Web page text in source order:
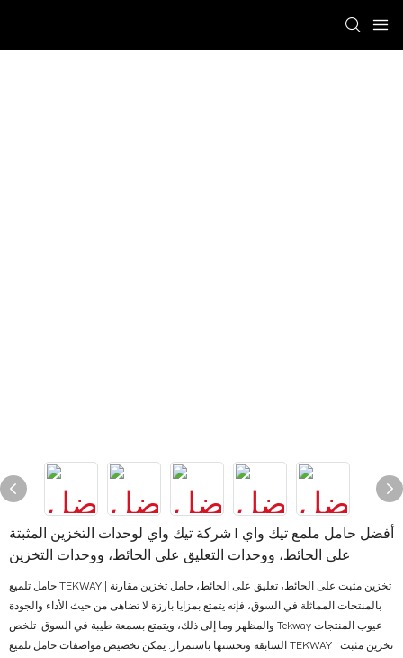
أفضل حامل ملمع تيك واي | شركة تيك واي لوحدات التخزين المثبتة
على الحائط، ووحدات التعليق على الحائط، ووحدات التخزين
حامل تلميع TEKWAY | تخزين مثبت على الحائط، تعليق على الحائط، حامل تخزين مقارنة
بالمنتجات المماثلة في السوق، فإنه يتمتع بمزايا بارزة لا تضاهى من حيث الأداء والجودة
والمظهر وما إلى ذلك، ويتمتع بسمعة طيبة في السوق. تلخص Tekway عيوب المنتجات
السابقة وتحسنها باستمرار. يمكن تخصيص مواصفات حامل تلميع TEKWAY | تخزين مثبت